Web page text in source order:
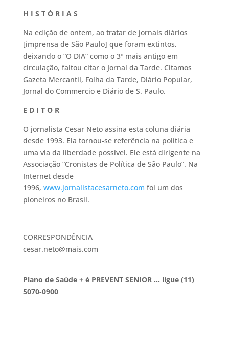
H I S T Ó R I A S
Na edição de ontem, ao tratar de jornais diários
[imprensa de São Paulo] que foram extintos,
deixando o “O DIA” como o 3º mais antigo em
circulação, faltou citar o Jornal da Tarde. Citamos
Gazeta Mercantil, Folha da Tarde, Diário Popular,
Jornal do Commercio e Diário de S. Paulo.
E D I T O R
O jornalista Cesar Neto assina esta coluna diária
desde 1993. Ela tornou-se referência na política e
uma via da liberdade possível. Ele está dirigente na
Associação “Cronistas de Política de São Paulo”. Na
Internet desde
1996, www.jornalistacesarneto.com foi um dos
pioneiros no Brasil.
CORRESPONDÊNCIA
cesar.neto@mais.com
Plano de Saúde + é PREVENT SENIOR … ligue (11)
5070-0900